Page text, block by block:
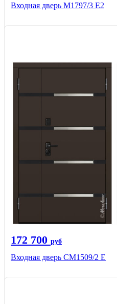
Входная дверь М1797/3 Е2
172 700 руб
Входная дверь CМ1509/2 Е